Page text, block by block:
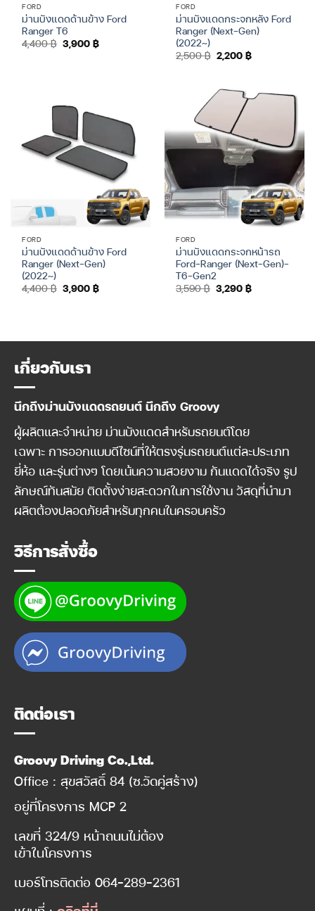
FORD
ม่านบังแดดด้านข้าง Ford
Ranger T6
4,400฿ Original
price
3,900฿Current
FORD
ม่านบังแดดกระจกหลัง Ford
Ranger (Next-Gen)
(2022~)
2,500฿ Original
price
2,200฿Current
FORD
ม่านบังแดดด้านข้าง Ford
Ranger (Next-Gen)
(2022~)
4,400฿ Original
price
3,900฿Current
price
FORD
ม่านบังแดดกระจกหน้ารถ
Ford-Ranger (Next-Gen)-
T6-Gen2
3,590฿ Original
price
3,290฿Current
price
เกี่ยวกับเรา
นึกถึงม่านบังแดดรถยนต์ นึกถึง Groovy
ผู้ผลิตและจำหน่าย ม่านบังแดดสำหรับรถยนต์โดย
เฉพาะ การออกแบบดีไซน์ที่ให้ตรงรุ่นรถยนต์แต่ละประเภท
ยี่ห้อ และรุ่นต่างๆ โดยเน้นความสวยงาม กันแดดได้จริง รูป
ลักษณ์ทันสมัย ติดตั้งง่ายสะดวกในการใช้งาน วัสดุที่นำมา
ผลิตต้องปลอดภัยสำหรับทุกคนในครอบครัว
วิธีการสั่งซื้อ
ติดต่อเรา
Groovy Driving Co.,Ltd.
Office : สุขสวัสดิ์ 84 (ซ.วัดคู่สร้าง)
อยู่ที่โครงการ MCP 2
เลขที่ 324/9 หน้าถนนไม่ต้อง
เข้าในโครงการ
เบอร์โทรติดต่อ 064-289-2361